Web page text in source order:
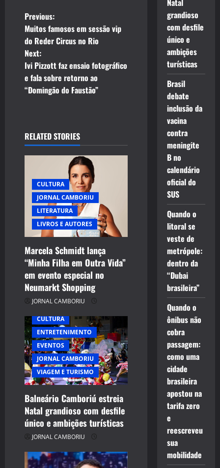
P
o
s
t
v
i
o
n
Previous:
Muitos famosos em sessão vip
do Reder Circus no Rio
Next:
Ivi Pizzott faz ensaio fotográfico
e fala sobre retorno ao
“Domingão do Faustão”
RELATED STORIES
CULTURA
JORNAL CAMBORIU
LITERATURA
LIVROS E AUTORES
Marcela Schmidt lança
“Minha Filha em Outra Vida”
em evento especial no
Neumarkt Shopping
JORNAL CAMBORIU
CULTURA
ENTRETENIMENTO
EVENTOS
JORNAL CAMBORIU
VIAGEM E TURISMO
Balneário Camboriú estreia
Natal grandioso com desfile
único e ambições turísticas
JORNAL CAMBORIU
Natal
grandioso
com desfile
único e
ambições
turísticas
Brasil
debate
inclusão da
vacina
contra
meningite
B no
calendário
oficial do
SUS
Quando o
litoral se
veste de
metrópole:
dentro da
“Dubai
brasileira”
Quando o
ônibus não
cobra
passagem:
como uma
cidade
brasileira
apostou na
tarifa zero
e
reescreveu
sua
mobilidade